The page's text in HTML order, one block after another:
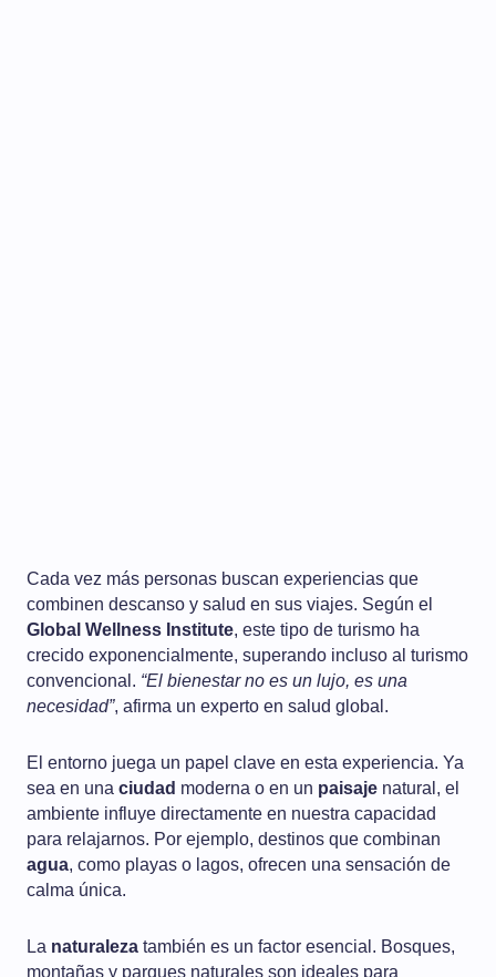
Cada vez más personas buscan experiencias que
combinen descanso y salud en sus viajes. Según el
Global Wellness Institute, este tipo de turismo ha
crecido exponencialmente, superando incluso al turismo
convencional. “El bienestar no es un lujo, es una
necesidad”, afirma un experto en salud global.
El entorno juega un papel clave en esta experiencia. Ya
sea en una ciudad moderna o en un paisaje natural, el
ambiente influye directamente en nuestra capacidad
para relajarnos. Por ejemplo, destinos que combinan
agua, como playas o lagos, ofrecen una sensación de
calma única.
La naturaleza también es un factor esencial. Bosques,
montañas y parques naturales son ideales para